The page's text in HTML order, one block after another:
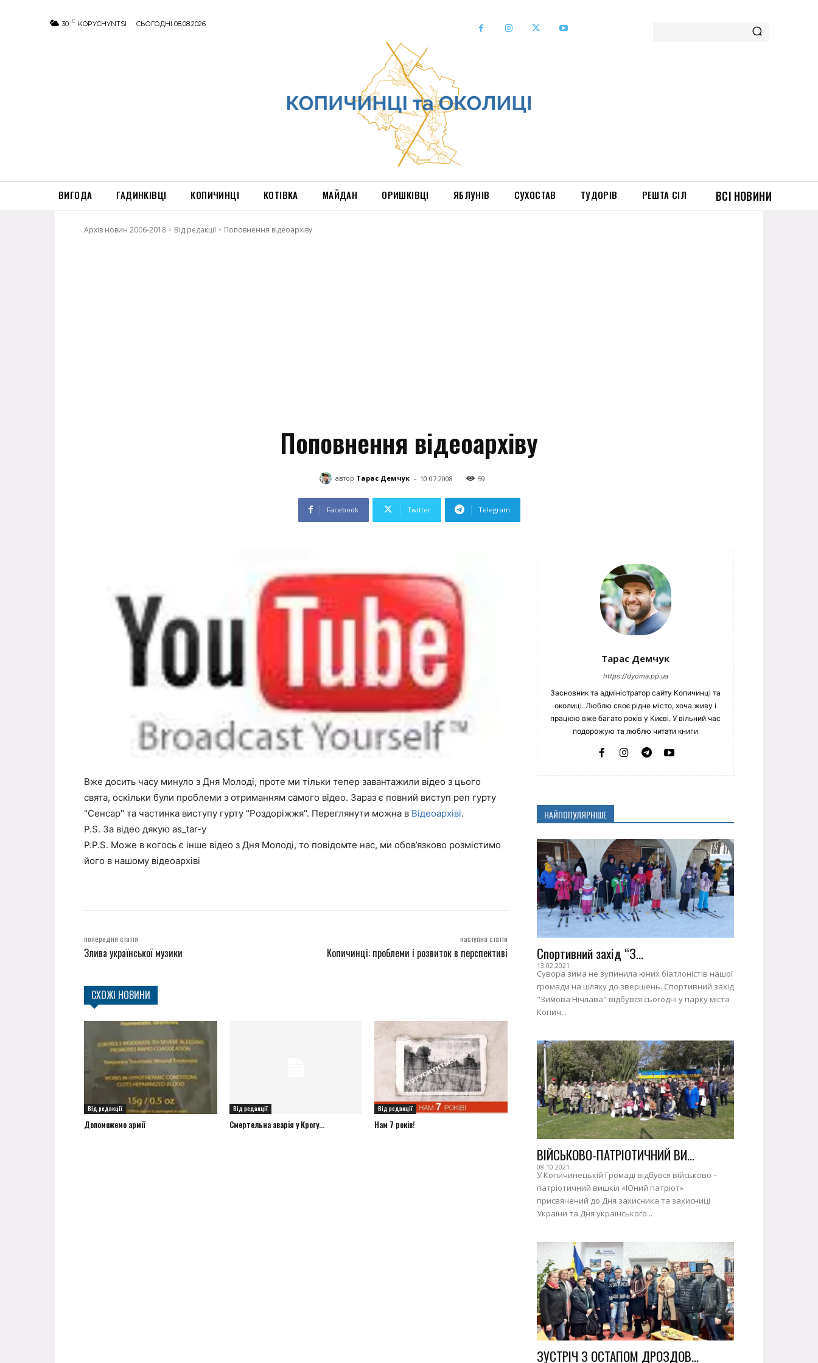
30 C KOPYCHYNTSI СЬОГОДНІ 08.08.2026
ВИГОДА ГАДИНКІВЦІ КОПИЧИНЦІ КОТІВКА МАЙДАН ОРИШКІВЦІ ЯБЛУНІВ СУХОСТАВ ТУДОРІВ РЕШТА СІЛ ВСІ НОВИНИ
Архів новин 2006-2018 Від редакції Поповнення відеоархіву
Поповнення відеоархіву
автор Тарас Демчук - 10.07.2008 59
Facebook Twitter Telegram
Вже досить часу минуло з Дня Молоді, проте ми тільки тепер завантажили відео з цього
свята, оскільки були проблеми з отриманням самого відео. Зараз є повний виступ реп гурту
"Сенсар" та частинка виступу гурту "Роздоріжжя". Переглянути можна в Відеоархіві.
P.S. За відео дякую as_tar-у
P.P.S. Може в когось є інше відео з Дня Молоді, то повідомте нас, ми обов’язково розмістимо
його в нашому відеоархіві
попередня стаття
Злива української музики
наступна стаття
Копичинці: проблеми і розвиток в перспективі
СХОЖІ НОВИНИ
Від редакції
Допоможемо армії
Від редакції
Смертельна аварія у Крогу...
Від редакції
Нам 7 років!
Тарас Демчук
https://dyoma.pp.ua
Засновник та адміністратор сайту Копичинці та
околиці. Люблю своє рідне місто, хоча живу і
працюю вже багато років у Києві. У вільний час
подорожую та люблю читати книги
НАЙПОПУЛЯРНІШЕ
Спортивний захід “З...
13.02.2021
Сувора зима не зупинила юних біатлоністів нашої
громади на шляху до звершень. Спортивний захід
"Зимова Нічлава" відбувся сьогодні у парку міста
Копич...
ВІЙСЬКОВО-ПАТРІОТИЧНИЙ ВИ...
08.10.2021
У Копичинецькій Громаді відбувся військово –
патріотичний вишкіл «Юний патріот»
присвячений до Дня захисника та захисниці
України та Дня українського...
ЗУСТРІЧ З ОСТАПОМ ДРОЗДОВ...